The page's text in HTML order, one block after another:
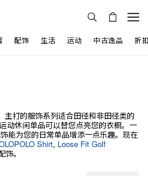
配饰 生活 运动 中古逸品 折
主打的服饰系列适合田径和非田径类的
动休闲单品可以替您点亮您的衣橱。一
能为您的日常单品增添一点乐趣。现在
Shirt, Loose Fit Golf
饰。